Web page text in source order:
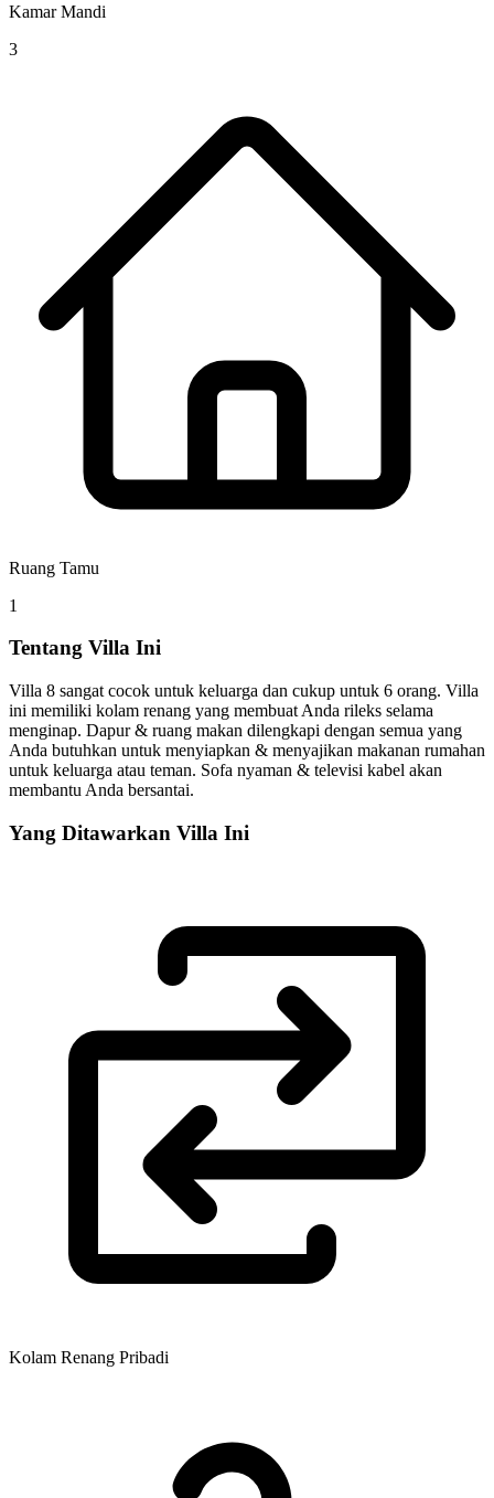
Kamar Mandi
3
Ruang Tamu
1
Tentang Villa Ini
Villa 8 sangat cocok untuk keluarga dan cukup untuk 6 orang. Villa
ini memiliki kolam renang yang membuat Anda rileks selama
menginap. Dapur & ruang makan dilengkapi dengan semua yang
Anda butuhkan untuk menyiapkan & menyajikan makanan rumahan
untuk keluarga atau teman. Sofa nyaman & televisi kabel akan
membantu Anda bersantai.
Yang Ditawarkan Villa Ini
Kolam Renang Pribadi